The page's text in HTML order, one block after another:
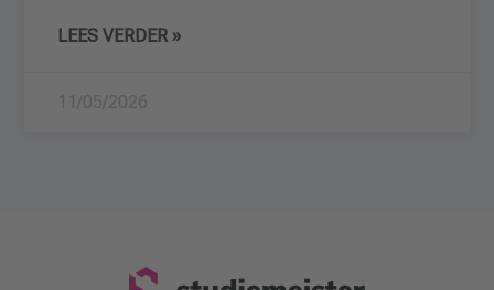
LEES VERDER »
11/05/2026